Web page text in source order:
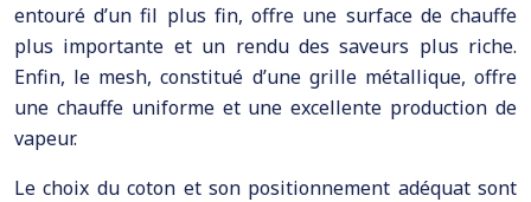
entouré d’un fil plus fin, offre une surface de chauffe
plus importante et un rendu des saveurs plus riche.
Enfin, le mesh, constitué d’une grille métallique, offre
une chauffe uniforme et une excellente production de
vapeur.
Le choix du coton et son positionnement adéquat sont